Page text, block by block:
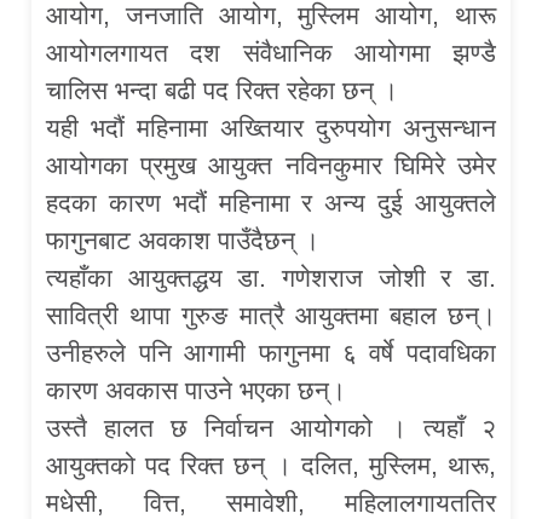
आयोग, जनजाति आयोग, मुस्लिम आयोग, थारू
आयोगलगायत दश संवैधानिक आयोगमा झण्डै
चालिस भन्दा बढी पद रिक्त रहेका छन् ।
यही भदौं महिनामा अख्तियार दुरुपयोग अनुसन्धान
आयोगका प्रमुख आयुक्त नविनकुमार घिमिरे उमेर
हदका कारण भदौं महिनामा र अन्य दुई आयुक्तले
फागुनबाट अवकाश पाउँदैछन् ।
त्यहाँका आयुक्तद्धय डा. गणेशराज जोशी र डा.
सावित्री थापा गुरुङ मात्रै आयुक्तमा बहाल छन्।
उनीहरुले पनि आगामी फागुनमा ६ वर्षे पदावधिका
कारण अवकास पाउने भएका छन्।
उस्तै हालत छ निर्वाचन आयोगको । त्यहाँ २
आयुक्तको पद रिक्त छन् । दलित, मुस्लिम, थारू,
मधेसी, वित्त, समावेशी, महिलालगायततिर